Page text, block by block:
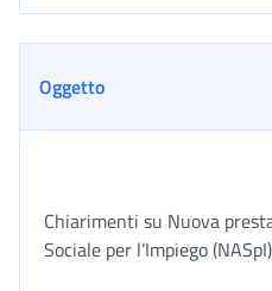
Oggetto
Chiarimenti su Nuova
Sociale per l’Impiego